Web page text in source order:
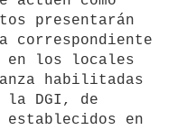
presentarán
correspondiente
en los locales
habilitadas
la DGI, de
en